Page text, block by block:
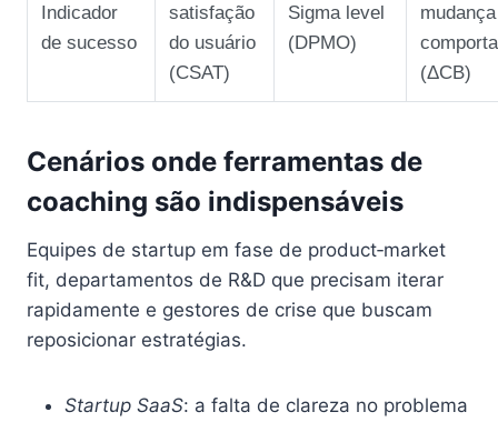
Indicador
de sucesso
satisfação
do usuário
(CSAT)
Sigma level
(DPMO)
(ΔCB)
Cenários onde ferramentas de
coaching são indispensáveis
Equipes de startup em fase de product‑market
fit, departamentos de R&D que precisam iterar
rapidamente e gestores de crise que buscam
reposicionar estratégias.
Startup SaaS: a falta de clareza no problema